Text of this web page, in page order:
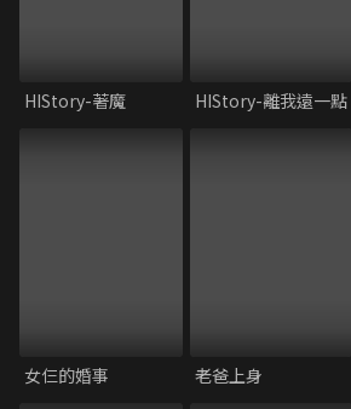
HIStory-著魔 HIStory-離我遠一點
女仨的婚事 老爸上身